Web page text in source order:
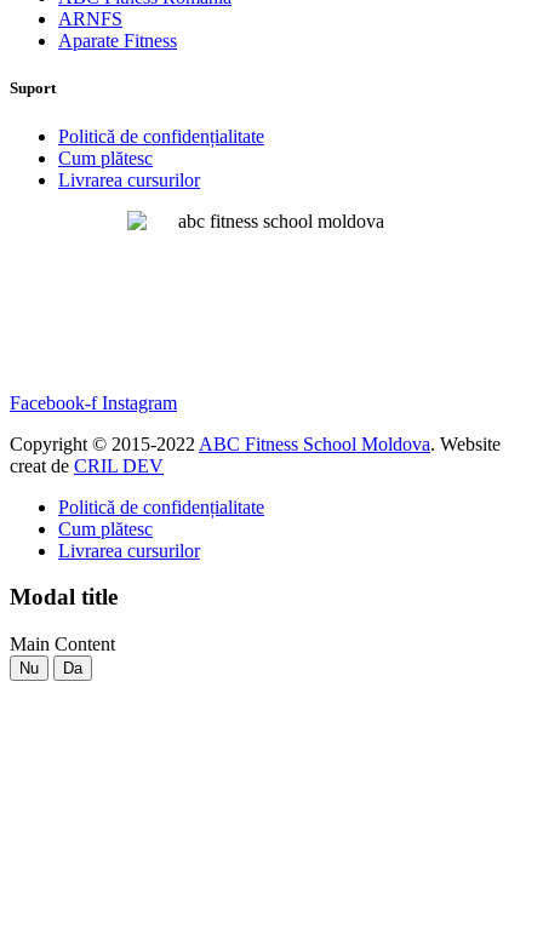
ARNFS
Aparate Fitness
Suport
Politică de confidențialitate
Cum plătesc
Livrarea cursurilor
Facebook-f Instagram
Copyright © 2015-2022 ABC Fitness School Moldova. Website
creat de CRIL DEV
Politică de confidențialitate
Cum plătesc
Livrarea cursurilor
Modal title
Main Content
Nu Da